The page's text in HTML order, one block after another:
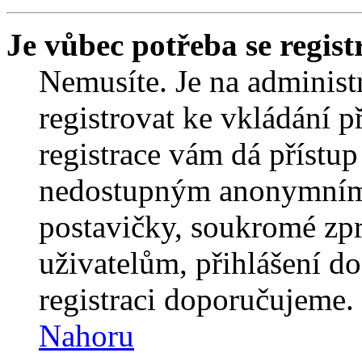
Je vůbec potřeba se
Nemusíte. Je na
registrovat ke vkládání
registrace vám dá
nedostupným
postavičky, soukromé
uživatelům, přihlášení
registraci
Nahoru